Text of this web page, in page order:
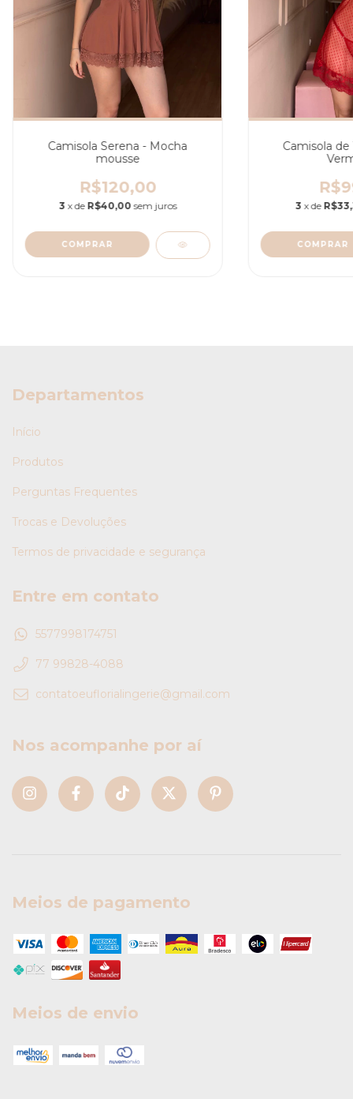
Camisola Serena - Mocha
mousse
R$120,00
3 x de R$40,00 sem juros
COMPRAR
Camisola de
3 x de
COMPRAR
Departamentos
Início
Produtos
Perguntas Frequentes
Trocas e Devoluções
Termos de privacidade e segurança
Entre em contato
5577998174751
77 99828-4088
contatoeuflorialingerie@gmail.com
Nos acompanhe por aí
Meios de pagamento
Meios de envio